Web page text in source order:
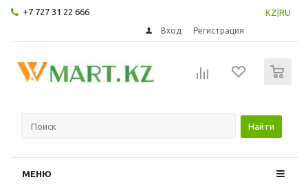
+7 727 31 22 666 KZ RU
Вход Регистрация
Найти
МЕНЮ